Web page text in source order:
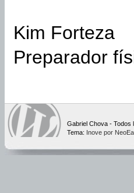
Kim Forteza
Preparador
Gabriel Chova -
Tema: Inove por